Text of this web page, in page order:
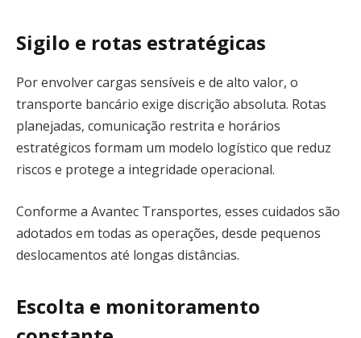
Sigilo e rotas estratégicas
Por envolver cargas sensíveis e de alto valor, o
transporte bancário exige discrição absoluta. Rotas
planejadas, comunicação restrita e horários
estratégicos formam um modelo logístico que reduz
riscos e protege a integridade operacional.
Conforme a Avantec Transportes, esses cuidados são
adotados em todas as operações, desde pequenos
deslocamentos até longas distâncias.
Escolta e monitoramento